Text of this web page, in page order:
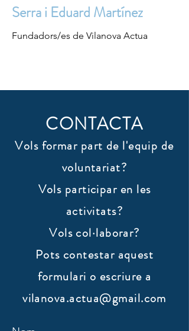
Serra i Eduard Martínez
Fundadors/es de Vilanova Actua
CONTACTA
Vols formar part de l'equip de
voluntariat?
Vols participar en les
activitats?
Vols col·laborar?
​Pots contestar aquest
formulari o escriure a
vilanova.actua@gmail.com